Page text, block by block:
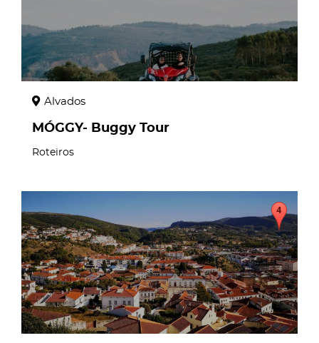
Alvados
MÓGGY- Buggy Tour
Roteiros